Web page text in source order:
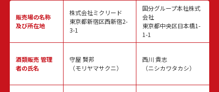
販売場の名称
及び所在地
酒類販売管理
者の氏名
株式会社ミクリード
東京都新宿区西新宿2-
3-1
守屋 賢邦
（モリヤマサクニ）
国分グループ本社株式
会社
東京都中央区日本橋1-
1-1
西川 貴志
（ニシカワタカシ）